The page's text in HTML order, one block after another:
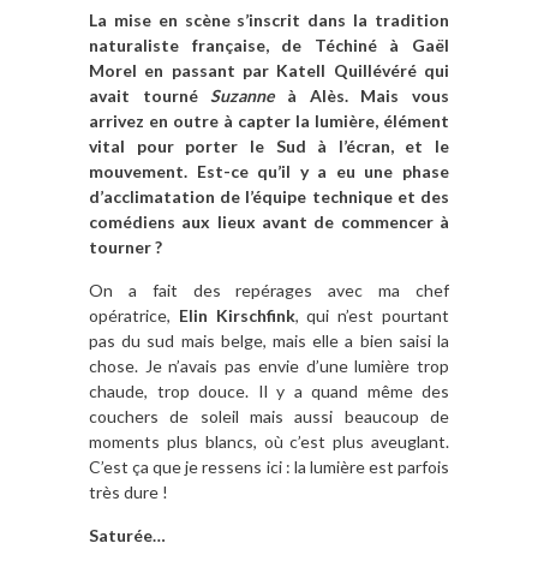
La mise en scène s’inscrit dans la tradition
naturaliste française, de Téchiné à Gaël
Morel en passant par Katell Quillévéré qui
avait tournéSuzanneà Alès. Mais vous
arrivez en outre à capter la lumière, élément
vital pour porter le Sud à l’écran, et le
mouvement. Est-ce qu’il y a eu une phase
d’acclimatation de l’équipe technique et des
comédiens aux lieux avant de commencer à
tourner ?
On a fait des repérages avec ma chef
opératrice, Elin Kirschfink, qui n’est pourtant
pas du sud mais belge, mais elle a bien saisi la
chose. Je n’avais pas envie d’une lumière trop
chaude, trop douce. Il y a quand même des
couchers de soleil mais aussi beaucoup de
moments plus blancs, où c’est plus aveuglant.
C’est ça que je ressens ici : la lumière est parfois
très dure !
Saturée…